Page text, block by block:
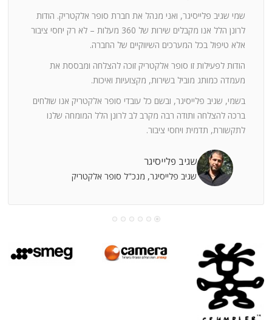
שמי שגיב פלייסיגר, ואני מנהל את חברת סופר אלקטריק. הודות
לרונן הלל אנו מקבלים שירות של 360 מעלות – לא רק יחסי ציבור
אלא טיפול בכל המערכים השיווקיים של החברה.
הודות לפעילות זו סופר אלקטריק זוכה להצלחה ומבססת את
מעמדה כמותג מוביל בשירות, מקצועיות ואיכות.
בשמי, שגיב פלייסיגר, ובשם כל עובדי סופר אלקטריק אנו שולחים
ברכה להצלחה ותודה רבה מקרב לב לרונן הלל המומחה שלנו
לתקשורת, תדמית ויחסי ציבור.
שגיב פלייסיגר
שגיב פלייסיגר, מנכ"ל סופר אלקטריק